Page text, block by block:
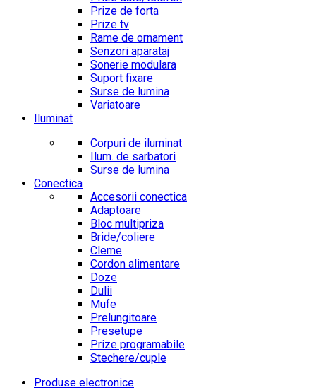
Prize de forta
Prize tv
Rame de ornament
Senzori aparataj
Sonerie modulara
Suport fixare
Surse de lumina
Variatoare
Iluminat
Corpuri de iluminat
Ilum. de sarbatori
Surse de lumina
Conectica
Accesorii conectica
Adaptoare
Bloc multipriza
Bride/coliere
Cleme
Cordon alimentare
Doze
Dulii
Mufe
Prelungitoare
Presetupe
Prize programabile
Stechere/cuple
Produse electronice